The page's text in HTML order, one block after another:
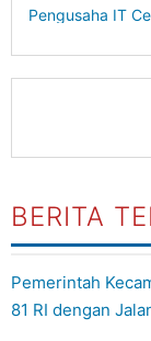
Pengusaha IT
BERITA
Pemerintah
81 RI dengan